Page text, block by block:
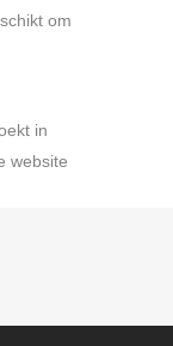
om
in
website